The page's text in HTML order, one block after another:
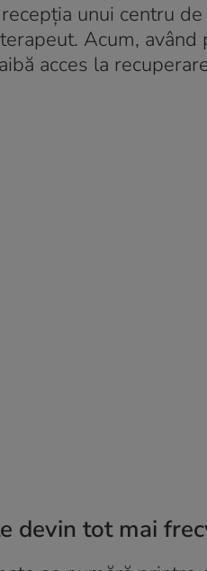
unui centru
Acum,
acces la
devin tot mai